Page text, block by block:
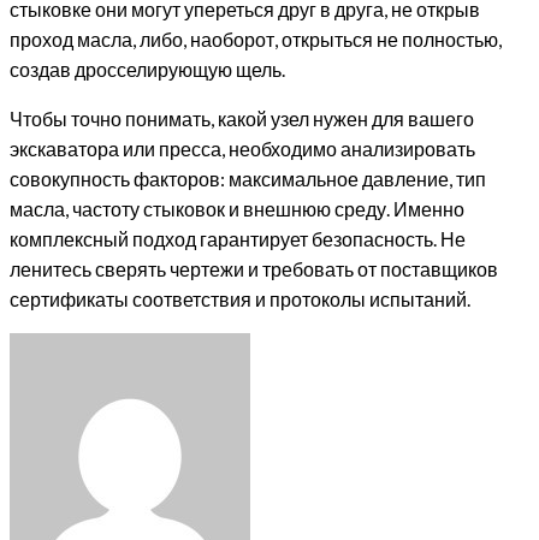
стыковке они могут упереться друг в друга, не открыв
проход масла, либо, наоборот, открыться не полностью,
создав дросселирующую щель.
Чтобы точно понимать, какой узел нужен для вашего
экскаватора или пресса, необходимо анализировать
совокупность факторов: максимальное давление, тип
масла, частоту стыковок и внешнюю среду. Именно
комплексный подход гарантирует безопасность. Не
ленитесь сверять чертежи и требовать от поставщиков
сертификаты соответствия и протоколы испытаний.